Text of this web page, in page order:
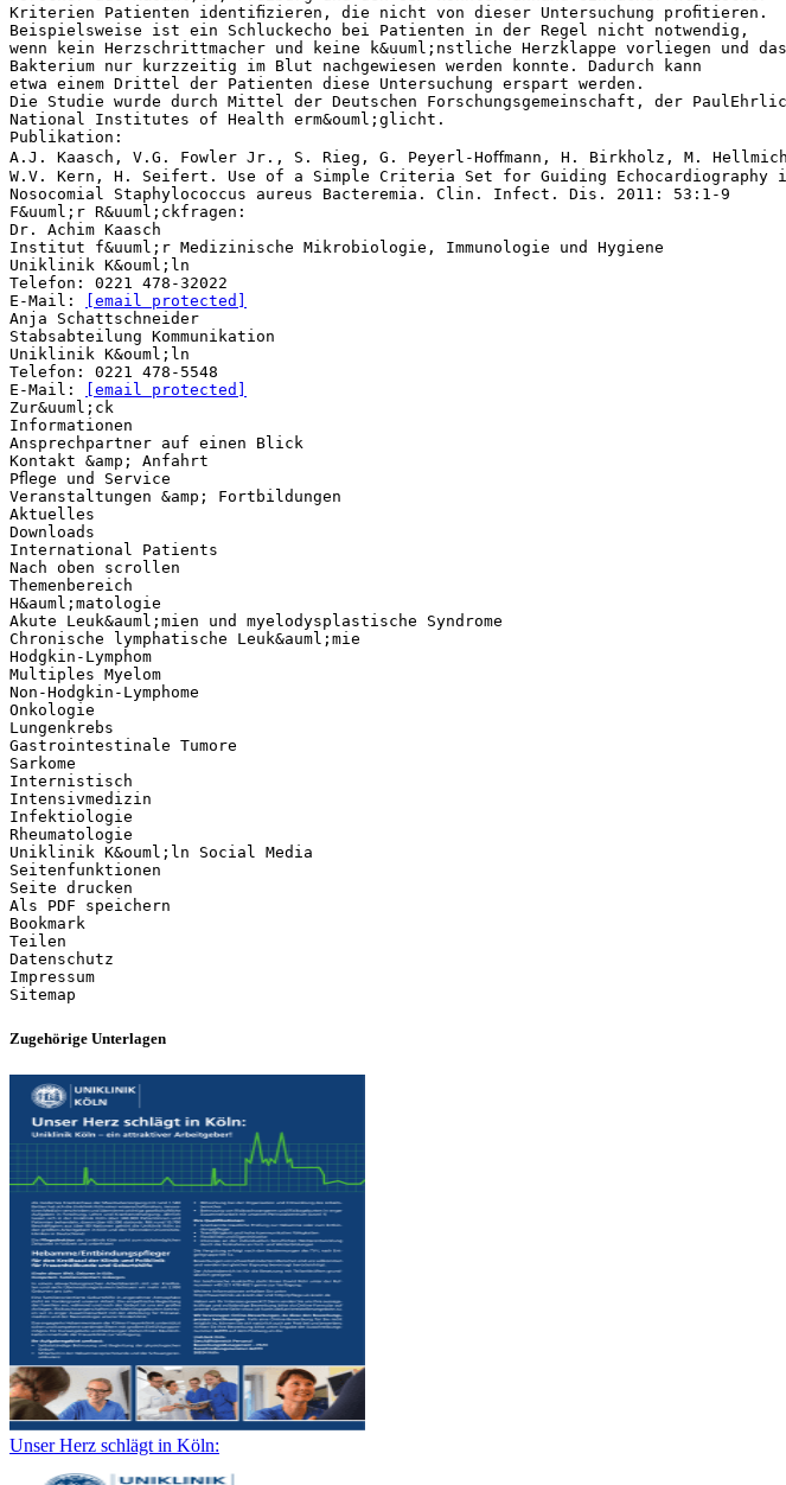
Kriterien Patienten identiﬁzieren, die nicht von dieser Untersuchung proﬁtieren.
Beispielsweise ist ein Schluckecho bei Patienten in der Regel nicht notwendig,
wenn kein Herzschrittmacher und keine k&uuml;nstliche Herzklappe vorliegen und das
Bakterium nur kurzzeitig im Blut nachgewiesen werden konnte. Dadurch kann
etwa einem Drittel der Patienten diese Untersuchung erspart werden.
Die Studie wurde durch Mittel der Deutschen Forschungsgemeinschaft, der
National Institutes of Health erm&ouml;glicht.
Publikation:
A.J. Kaasch, V.G. Fowler Jr., S. Rieg, G. Peyerl-Hoﬀmann, H. Birkholz, M.
W.V. Kern, H. Seifert. Use of a Simple Criteria Set for Guiding Echocardiography
Nosocomial Staphylococcus aureus Bacteremia. Clin. Infect. Dis. 2011: 53:1-9
F&uuml;r R&uuml;ckfragen:
Dr. Achim Kaasch
Institut f&uuml;r Medizinische Mikrobiologie, Immunologie und Hygiene
Uniklinik K&ouml;ln
Telefon: 0221 478-32022
E-Mail:
[email protected]
Anja Schattschneider
Stabsabteilung Kommunikation
Uniklinik K&ouml;ln
Telefon: 0221 478-5548
E-Mail:
[email protected]
Zur&uuml;ck
Informationen
Ansprechpartner auf einen Blick
Kontakt &amp; Anfahrt
Pﬂege und Service
Veranstaltungen &amp; Fortbildungen
Aktuelles
Downloads
International Patients
Nach oben scrollen
Themenbereich
H&auml;matologie
Akute Leuk&auml;mien und myelodysplastische Syndrome
Chronische lymphatische Leuk&auml;mie
Hodgkin-Lymphom
Multiples Myelom
Non-Hodgkin-Lymphome
Onkologie
Lungenkrebs
Gastrointestinale Tumore
Sarkome
Internistisch
Intensivmedizin
Infektiologie
Rheumatologie
Uniklinik K&ouml;ln Social Media
Seitenfunktionen
Seite drucken
Als PDF speichern
Bookmark
Teilen
Datenschutz
Impressum
Zugehörige Unterlagen
Unser Herz schlägt in Köln: